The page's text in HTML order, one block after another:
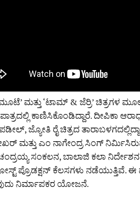
ಮತ್ತು ‘ಟಾಮ್ & ಜೆರ್ರಿ’ ಚಿತ್ರಗಳ
ಕಾಣಿಸಿಕೊಂಡಿದ್ದಾರೆ. ದೀಪಿಕಾ
ಜ್ಯೋತಿ ರೈ ಚಿತ್ರದ
ಮತ್ತು ಎಂ ನಾಗೇಂದ್ರ ಸಿಂಗ್
ಸಂಕಲನ, ಬಾಲಾಜಿ ಕಲಾ
ಪ್ರೊಡಕ್ಷನ್‌ ಕೆಲಸಗಳು
ನಿರ್ಮಾಪಕರ ಯೋಜನೆ.